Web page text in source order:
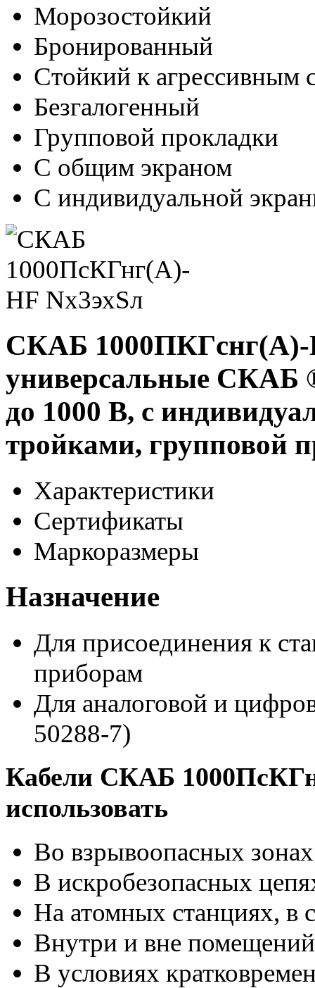
Морозостойкий
Бронированный
Стойкий к агрессивным
Безгалогенный
Групповой прокладки
С общим экраном
С индивидуальной
СКАБ 1000ПКГснг(А)-
универсальные СКАБ
до 1000 В, с
тройками, групповой
Характеристики
Сертификаты
Маркоразмеры
Назначение
Для присоединения к
приборам
Для аналоговой и
50288-7)
Кабели СКАБ
использовать
Во взрывоопасных
В искробезопасных
На атомных станциях, в
Внутри и вне помещений
В условиях